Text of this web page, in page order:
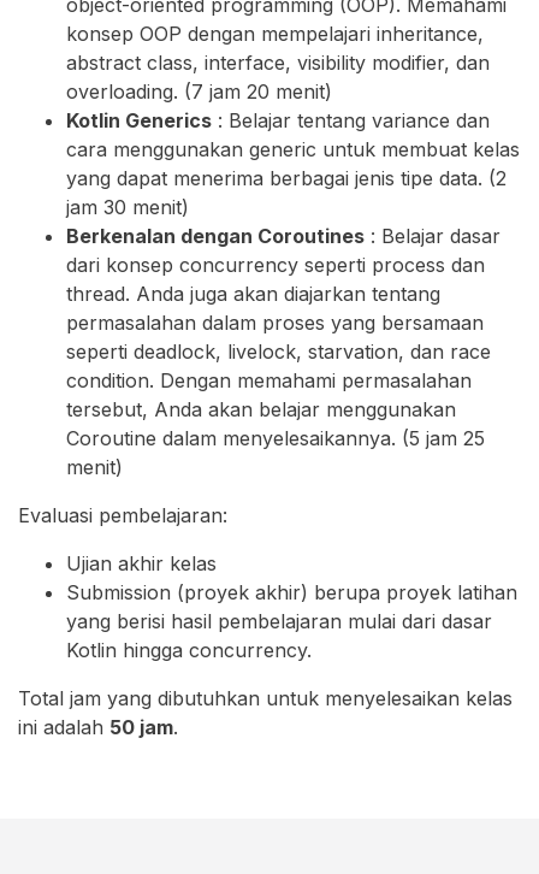
object-oriented programming (OOP). Memahami
konsep OOP dengan mempelajari inheritance,
abstract class, interface, visibility modifier, dan
overloading. (7 jam 20 menit)
Kotlin Generics : Belajar tentang variance dan
cara menggunakan generic untuk membuat kelas
yang dapat menerima berbagai jenis tipe data. (2
jam 30 menit)
Berkenalan dengan Coroutines : Belajar dasar
dari konsep concurrency seperti process dan
thread. Anda juga akan diajarkan tentang
permasalahan dalam proses yang bersamaan
seperti deadlock, livelock, starvation, dan race
condition. Dengan memahami permasalahan
tersebut, Anda akan belajar menggunakan
Coroutine dalam menyelesaikannya. (5 jam 25
menit)
Evaluasi pembelajaran:
Ujian akhir kelas
Submission (proyek akhir) berupa proyek latihan
yang berisi hasil pembelajaran mulai dari dasar
Kotlin hingga concurrency.
Total jam yang dibutuhkan untuk menyelesaikan kelas
ini adalah 50 jam.